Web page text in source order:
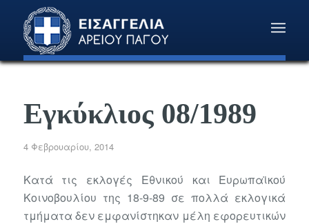
Εγκύκλιος 08/1989
4 Φεβρουαρίου, 2014
Κατά τις εκλογές Εθνικού και Ευρωπαϊκού
Κοινοβουλίου της 18-9-89 σε πολλά εκλογικά
τμήματα δεν εμφανίστηκαν μέλη εφορευτικών